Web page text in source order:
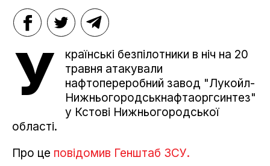
У
країнські безпілотники в ніч на 20
травня атакували
нафтопереробний завод "Лукойл-
Нижньогородськнафтаоргсинтез"
у Кстові Нижньогородської
області.
Про це повідомив Генштаб ЗСУ.